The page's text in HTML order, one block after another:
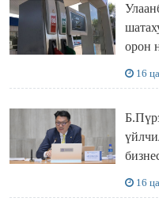
шатахуун
орон
16
16